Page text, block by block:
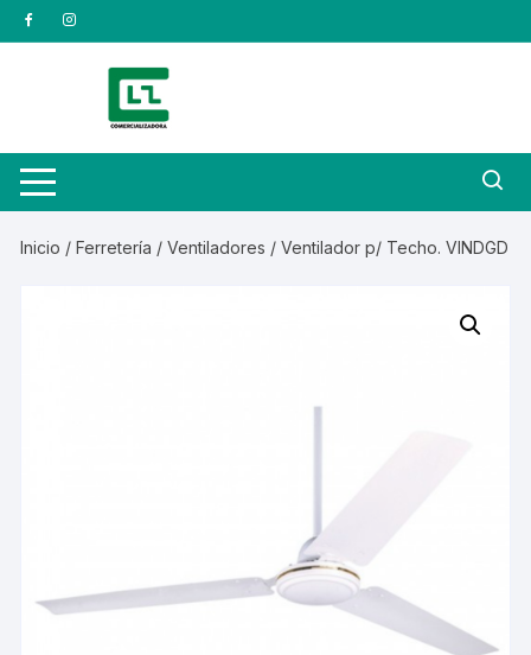
Saltar
al
Inicio /Ferretería /Ventiladores / Ventilador p/ Techo. VINDGD